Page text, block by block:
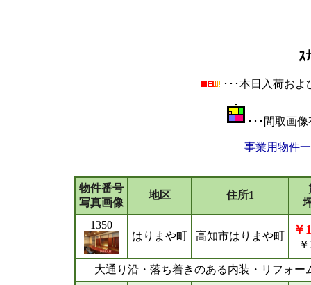
ｽ
･･･本日入荷お
･･･間取画
事業用物件
物件番号
写真画像
地区 住所1
1350
はりまや町
高知市はりまや町 ￥
大通り沿・落ち着きのある内装・リフォ